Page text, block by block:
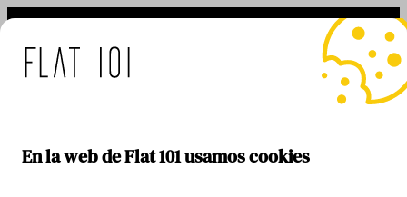
En la web de Flat 101 usamos cookies
Saltar
contenido